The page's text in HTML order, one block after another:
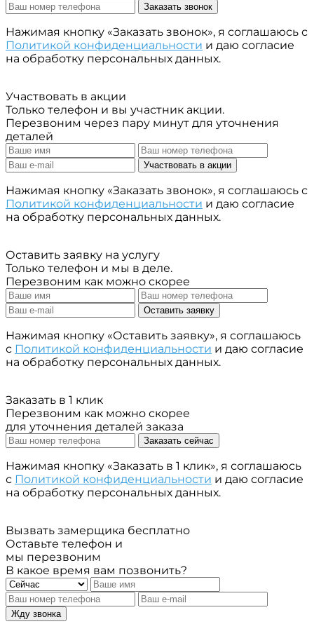
Заказать звонок
Нажимая кнопку «Заказать звонок», я соглашаюсь с
Политикой конфиденциальности и даю согласие
на обработку персональных данных.
Участвовать в акции
Только телефон и вы участник акции.
Перезвоним через пару минут для уточнения
деталей
Участвовать в акции
Нажимая кнопку «Заказать звонок», я соглашаюсь с
Политикой конфиденциальности и даю согласие
на обработку персональных данных.
Оставить заявку на услугу
Только телефон и мы в деле.
Перезвоним как можно скорее
Оставить заявку
Нажимая кнопку «Оставить заявку», я соглашаюсь
с Политикой конфиденциальности и даю согласие
на обработку персональных данных.
Заказать в 1 клик
Перезвоним как можно скорее
для уточнения деталей заказа
Заказать сейчас
Нажимая кнопку «Заказать в 1 клик», я соглашаюсь
с Политикой конфиденциальности и даю согласие
на обработку персональных данных.
Вызвать замерщика бесплатно
Оставьте телефон и
мы перезвоним
В какое время вам позвонить?
Жду звонка